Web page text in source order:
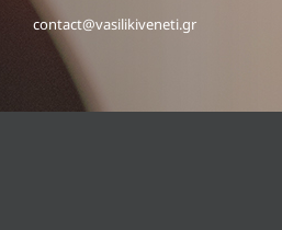
contact@vasilikiveneti.gr